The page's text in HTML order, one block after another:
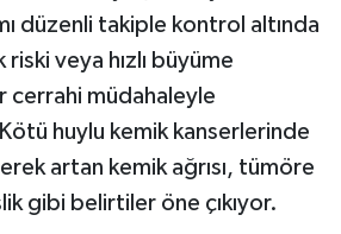
düzenli takiple kontrol altında
riski veya hızlı büyüme
cerrahi müdahaleyle
huylu kemik kanserlerinde
artan kemik ağrısı, tümöre
gibi belirtiler öne çıkıyor.